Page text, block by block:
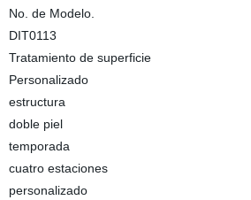
No. de Modelo.
DIT0113
Tratamiento de superficie
Personalizado
estructura
doble piel
temporada
cuatro estaciones
personalizado